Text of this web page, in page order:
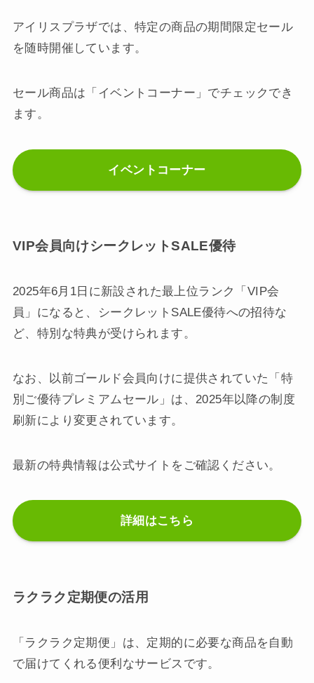
アイリスプラザでは、特定の商品の期間限定セール
を随時開催しています。
セール商品は「イベントコーナー」でチェックでき
ます。
イベントコーナー
VIP会員向けシークレットSALE優待
2025年6月1日に新設された最上位ランク「VIP会
員」になると、シークレットSALE優待への招待な
ど、特別な特典が受けられます。
なお、以前ゴールド会員向けに提供されていた「特
別ご優待プレミアムセール」は、2025年以降の制度
刷新により変更されています。
最新の特典情報は公式サイトをご確認ください。
詳細はこちら
ラクラク定期便の活用
「ラクラク定期便」は、定期的に必要な商品を自動
で届けてくれる便利なサービスです。